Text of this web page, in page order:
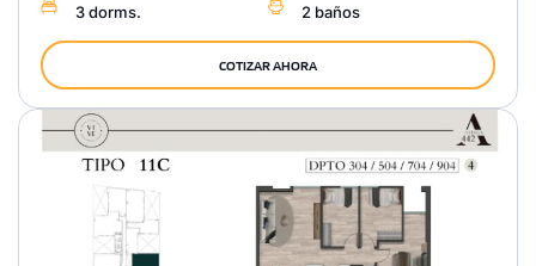
3 dorms. 2 baños
COTIZAR AHORA